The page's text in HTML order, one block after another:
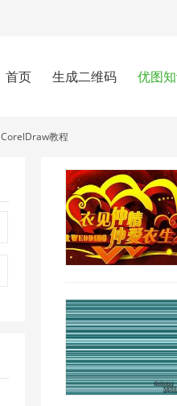
首页 生成二维码 优图
CorelDraw教程